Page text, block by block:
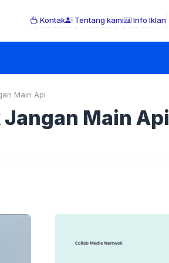
Kontak Tentang kami Info Iklan
Main Api
Main Api